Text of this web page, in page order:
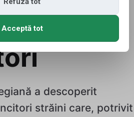
a descoperit
străini care, potrivit
Acceptă tot